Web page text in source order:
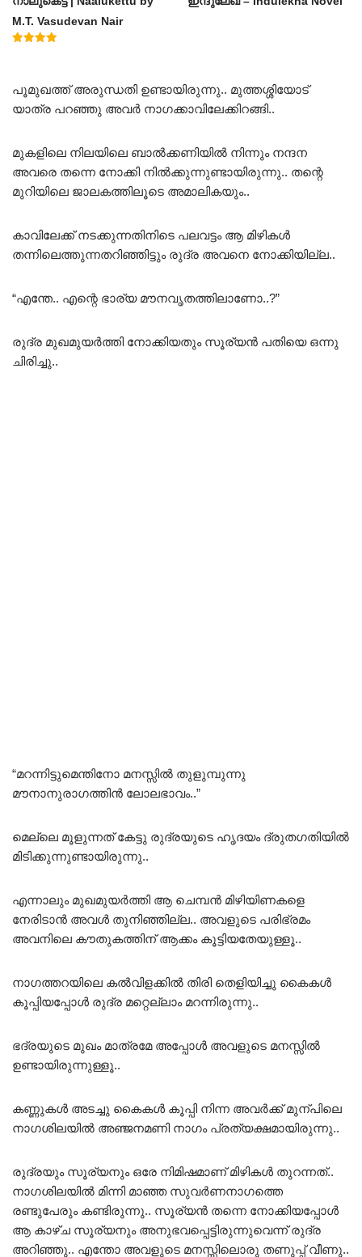
M.T. Vasudevan Nair
പൂമുഖത്ത് അരുന്ധതി ഉണ്ടായിരുന്നു.. മുത്തശ്ശിയോട്
യാത്ര പറഞ്ഞു അവർ നാഗക്കാവിലേക്കിറങ്ങി..
മുകളിലെ നിലയിലെ ബാൽക്കണിയിൽ നിന്നും നന്ദന
അവരെ തന്നെ നോക്കി നിൽക്കുന്നുണ്ടായിരുന്നു.. തന്റെ
മുറിയിലെ ജാലകത്തിലൂടെ അമാലികയും..
കാവിലേക്ക് നടക്കുന്നതിനിടെ പലവട്ടം ആ മിഴികൾ
തന്നിലെത്തുന്നതറിഞ്ഞിട്ടും രുദ്ര അവനെ നോക്കിയില്ല..
“എന്തേ.. എന്റെ ഭാര്യ മൗനവൃതത്തിലാണോ..?”
രുദ്ര മുഖമുയർത്തി നോക്കിയതും സൂര്യൻ പതിയെ ഒന്നു
ചിരിച്ചു..
“മറന്നിട്ടുമെന്തിനോ മനസ്സിൽ തുളുമ്പുന്നു
മൗനാനുരാഗത്തിൻ ലോലഭാവം..”
മെല്ലെ മൂളുന്നത് കേട്ടു രുദ്രയുടെ ഹൃദയം ദ്രുതഗതിയിൽ
മിടിക്കുന്നുണ്ടായിരുന്നു..
എന്നാലും മുഖമുയർത്തി ആ ചെമ്പൻ മിഴിയിണകളെ
നേരിടാൻ അവൾ തുനിഞ്ഞില്ല.. അവളുടെ പരിഭ്രമം
അവനിലെ കൗതുകത്തിന് ആക്കം കൂട്ടിയതേയുള്ളൂ..
നാഗത്തറയിലെ കൽവിളക്കിൽ തിരി തെളിയിച്ചു കൈകൾ
കൂപ്പിയപ്പോൾ രുദ്ര മറ്റെല്ലാം മറന്നിരുന്നു..
ഭദ്രയുടെ മുഖം മാത്രമേ അപ്പോൾ അവളുടെ മനസ്സിൽ
ഉണ്ടായിരുന്നുള്ളൂ..
കണ്ണുകൾ അടച്ചു കൈകൾ കൂപ്പി നിന്ന അവർക്ക് മുന്പിലെ
നാഗശിലയിൽ അഞ്ജനമണി നാഗം പ്രത്യക്ഷമായിരുന്നു..
രുദ്രയും സൂര്യനും ഒരേ നിമിഷമാണ് മിഴികൾ തുറന്നത്..
നാഗശിലയിൽ മിന്നി മാഞ്ഞ സുവർണനാഗത്തെ
രണ്ടുപേരും കണ്ടിരുന്നു.. സൂര്യൻ തന്നെ നോക്കിയപ്പോൾ
ആ കാഴ്ച സൂര്യനും അനുഭവപ്പെട്ടിരുന്നുവെന്ന് രുദ്ര
അറിഞ്ഞു.. എന്തോ അവളുടെ മനസ്സിലൊരു തണുപ്പ് വീണു..